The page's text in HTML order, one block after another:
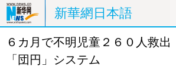
新華網日本語
ホームページ 政治
６カ月で不明児童２６０人救
「団円」システム